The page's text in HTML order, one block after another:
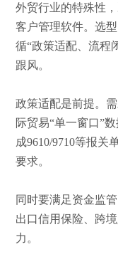
外贸行业的特殊性
客户管理软件。选
循“政策适配、流程
跟风。
政策适配是前提。
际贸易“单一窗口”
成9610/9710等报关
要求。
同时要满足资金监
出口信用保险、跨
力。